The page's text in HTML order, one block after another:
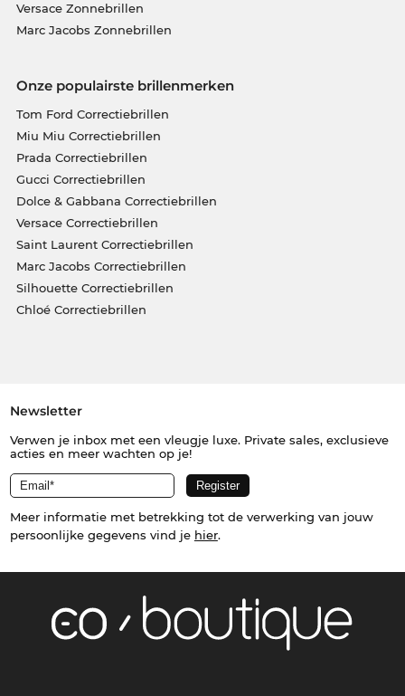
Versace Zonnebrillen
Marc Jacobs Zonnebrillen
Onze populairste brillenmerken
Tom Ford Correctiebrillen
Miu Miu Correctiebrillen
Prada Correctiebrillen
Gucci Correctiebrillen
Dolce & Gabbana Correctiebrillen
Versace Correctiebrillen
Saint Laurent Correctiebrillen
Marc Jacobs Correctiebrillen
Silhouette Correctiebrillen
Chloé Correctiebrillen
Newsletter
Verwen je inbox met een vleugje luxe. Private sales, exclusieve
acties en meer wachten op je!
Meer informatie met betrekking tot de verwerking van jouw
persoonlijke gegevens vind je hier.